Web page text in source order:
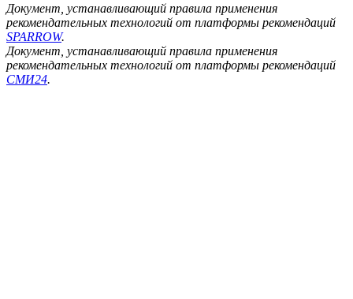
Документ, устанавливающий правила применения
рекомендательных технологий от платформы рекомендаций
SPARROW.
Документ, устанавливающий правила применения
рекомендательных технологий от платформы рекомендаций
СМИ24.